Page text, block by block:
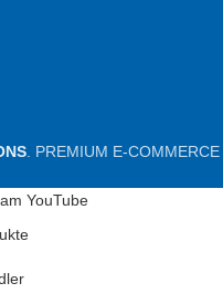
. PREMIUM E-COMMERCE
YouTube